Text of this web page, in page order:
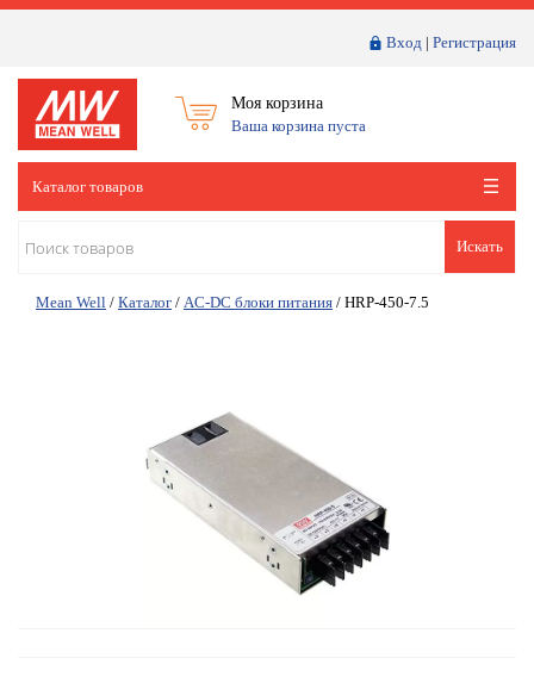
Вход | Регистрация
Моя корзина
Ваша корзина пуста
Каталог товаров
Искать
Mean Well / Каталог / AC-DC блоки питания / HRP-450-7.5